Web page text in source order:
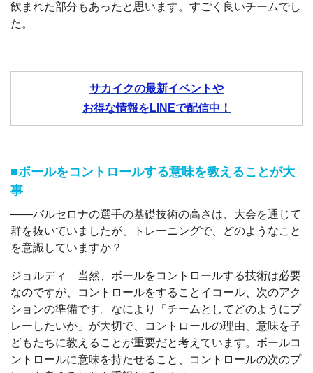
飲まれた部分もあったと思います。すごく良いチームでし
た。
サカイクの最新イベントや
お得な情報をLINEで配信中！
■ボールをコントロールする意味を教えることが大
事
――バルセロナの選手の基礎技術の高さは、大会を通じて
群を抜いていましたが、トレーニングで、どのようなこと
を意識していますか？
ジョルディ 当然、ボールをコントロールする技術は必要
なのですが、コントロールをすることイコール、次のアク
ションの準備です。なにより「チームとしてどのようにプ
レーしたいか」が大切で、コントロールの理由、意味を子
どもたちに教えることが重要だと考えています。ボールコ
ントロールに意味を持たせること、コントロールの次のプ